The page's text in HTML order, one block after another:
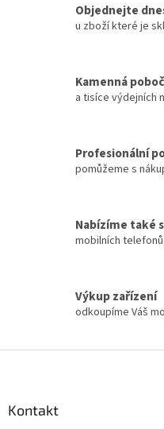
Objednejte
u zboží které je
Kamenná
a tisíce výdejních
Profesionální
pomůžeme s
Nabízíme také
mobilních
Výkup zařízení
odkoupíme Váš
Kontakt